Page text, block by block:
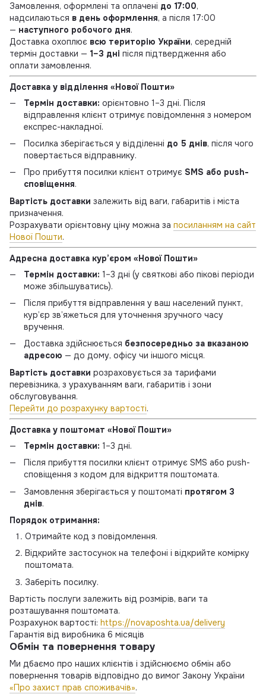
Замовлення, оформлені та оплачені до 17:00,
надсилаються в день оформлення, а після 17:00
— наступного робочого дня.
Доставка охоплює всю територію України, середній
термін доставки — 1–3 дні після підтвердження або
оплати замовлення.
Доставка у відділення «Нової Пошти»
Термін доставки: орієнтовно 1–3 дні. Після
відправлення клієнт отримує повідомлення з номером
експрес-накладної.
Посилка зберігається у відділенні до 5 днів, після чого
повертається відправнику.
Про прибуття посилки клієнт отримує SMS або push-
сповіщення.
Вартість доставки залежить від ваги, габаритів і міста
призначення.
Розрахувати орієнтовну ціну можна за посиланням на сайт
Нової Пошти.
Адресна доставка кур’єром «Нової Пошти»
Термін доставки: 1–3 дні (у святкові або пікові періоди
може збільшуватись).
Після прибуття відправлення у ваш населений пункт,
кур’єр зв’яжеться для уточнення зручного часу
вручення.
Доставка здійснюється безпосередньо за вказаною
адресою — до дому, офісу чи іншого місця.
Вартість доставки розраховується за тарифами
перевізника, з урахуванням ваги, габаритів і зони
обслуговування.
Перейти до розрахунку вартості.
Доставка у поштомат «Нової Пошти»
Термін доставки: 1–3 дні.
Після прибуття посилки клієнт отримує SMS або push-
сповіщення з кодом для відкриття поштомата.
Замовлення зберігається у поштоматі протягом 3
днів.
Порядок отримання:
Отримайте код з повідомлення.
Відкрийте застосунок на телефоні і відкрийте комірку
поштомата.
Заберіть посилку.
Вартість послуги залежить від розмірів, ваги та
розташування поштомата.
Розрахунок вартості: https://novaposhta.ua/delivery
Гарантія від виробника 6 місяців
Обмін та повернення товару
Ми дбаємо про наших клієнтів і здійснюємо обмін або
повернення товарів відповідно до вимог Закону України
«Про захист прав споживачів».